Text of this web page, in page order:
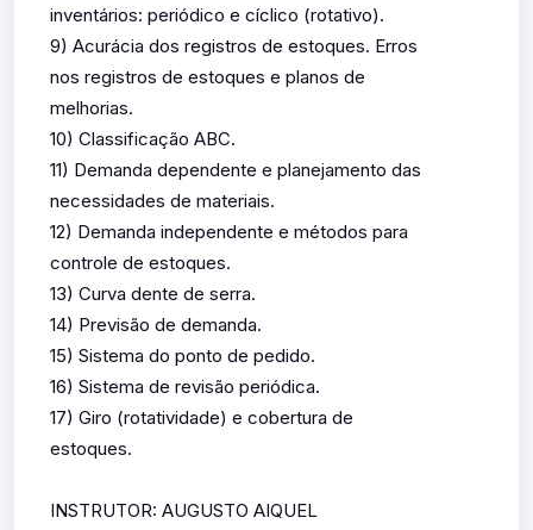
inventários: periódico e cíclico (rotativo).
9) Acurácia dos registros de estoques. Erros
nos registros de estoques e planos de
melhorias.
10) Classificação ABC.
11) Demanda dependente e planejamento das
necessidades de materiais.
12) Demanda independente e métodos para
controle de estoques.
13) Curva dente de serra.
14) Previsão de demanda.
15) Sistema do ponto de pedido.
16) Sistema de revisão periódica.
17) Giro (rotatividade) e cobertura de
estoques.
INSTRUTOR: AUGUSTO AIQUEL